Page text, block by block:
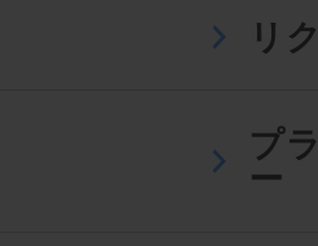
リ
プ
ー